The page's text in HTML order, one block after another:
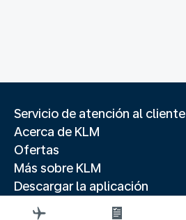
Servicio de atención al cliente
Acerca de KLM
Ofertas
Más sobre KLM
Descargar la aplicación
Páginas web relacionadas